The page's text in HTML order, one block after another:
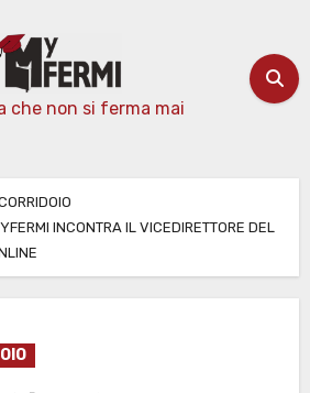
che non si ferma mai
INCONTRA IL VICEDIRETTORE DEL